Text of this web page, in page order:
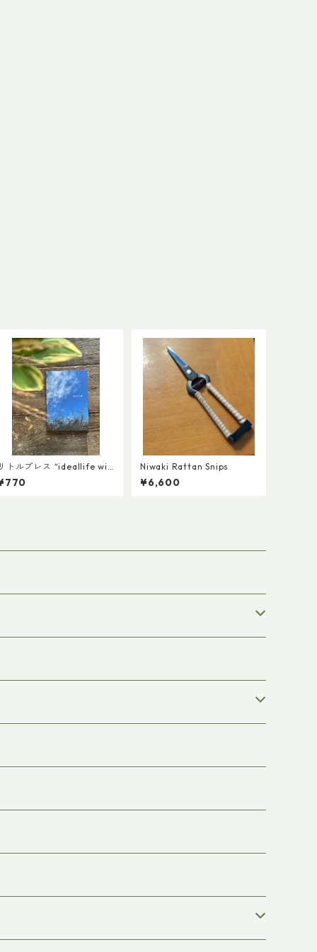
トルプレス “ideallife wit
” 17号 『秋の七
』
Niwaki Rattan Snips
¥6,600